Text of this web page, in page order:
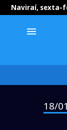
Naviraí, sexta-
menu
18/